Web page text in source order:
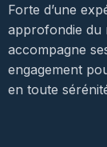
Forte d’une
approfondie du
accompagne
engagement
en toute